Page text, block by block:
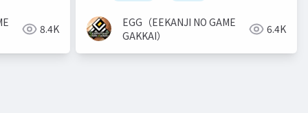
8.4K
EGG（EEKANJI NO GAME
GAKKAI）
6.4K